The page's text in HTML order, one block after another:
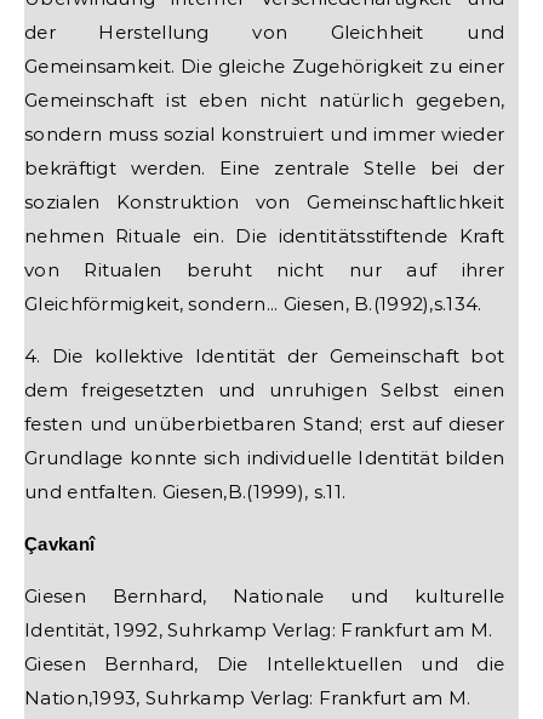
der Herstellung von Gleichheit und
Gemeinsamkeit. Die gleiche Zugehörigkeit zu einer
Gemeinschaft ist eben nicht natürlich gegeben,
sondern muss sozial konstruiert und immer wieder
bekräftigt werden. Eine zentrale Stelle bei der
sozialen Konstruktion von Gemeinschaftlichkeit
nehmen Rituale ein. Die identitätsstiftende Kraft
von Ritualen beruht nicht nur auf ihrer
Gleichförmigkeit, sondern... Giesen, B.(1992),s.134.
4. Die kollektive Identität der Gemeinschaft bot
dem freigesetzten und unruhigen Selbst einen
festen und unüberbietbaren Stand; erst auf dieser
Grundlage konnte sich individuelle Identität bilden
und entfalten. Giesen,B.(1999), s.11.
Çavkanî
Giesen Bernhard, Nationale und kulturelle
Identität, 1992, Suhrkamp Verlag: Frankfurt am M.
Giesen Bernhard, Die Intellektuellen und die
Nation,1993, Suhrkamp Verlag: Frankfurt am M.